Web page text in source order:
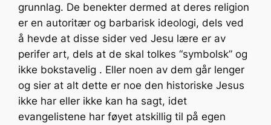
grunnlag. De benekter dermed at deres religion
er en autoritær og barbarisk ideologi, dels ved
å hevde at disse sider ved Jesu lære er av
perifer art, dels at de skal tolkes “symbolsk” og
ikke bokstavelig . Eller noen av dem går lenger
og sier at alt dette er noe den historiske Jesus
ikke har eller ikke kan ha sagt, idet
evangelistene har føyet atskillig til på egen